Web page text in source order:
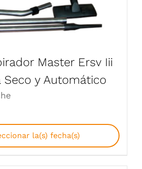
Master Ersv Iii
Seco y Automático
la(s) fecha(s)